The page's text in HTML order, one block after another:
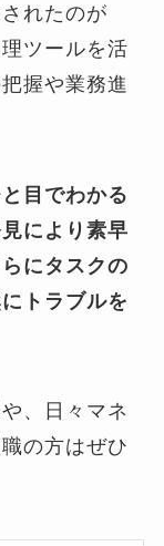
れたのが
ツールを活
握や業務進
目でわかる
により素早
にタスクの
トラブルを
、日々マネ
の方はぜひ